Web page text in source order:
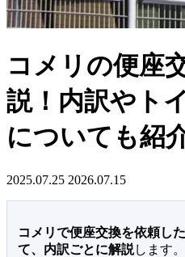
コメリの便座
説！内訳やト
についても紹
2025.07.25 2026.07.15
コメリで便座交換を依頼し
て、内訳ごとに解説します。